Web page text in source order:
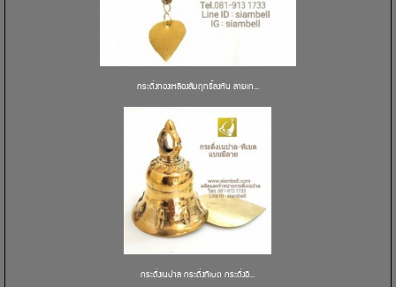
กระดิ่งทองเหลืองสัมฤทธิ์ลงหิน ลายเก...
กระดิ่งเนปาล กระดิ่งทิเบต กระดิ่งอิ...